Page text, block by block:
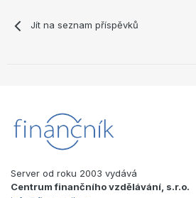
Jít na seznam příspěvků
Server od roku 2003 vydává
Centrum finančního vzdělávání, s.r.o.